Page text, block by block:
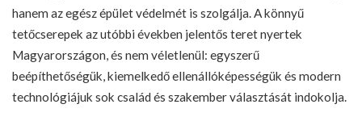
hanem az egész épület védelmét is szolgálja. A könnyű
tetőcserepek az utóbbi években jelentős teret nyertek
Magyarországon, és nem véletlenül: egyszerű
beépíthetőségük, kiemelkedő ellenállóképességük és modern
technológiájuk sok család és szakember választását indokolja.